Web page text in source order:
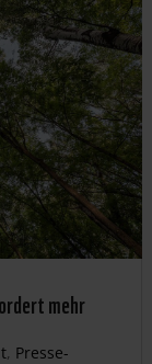
mehr
, Presse-